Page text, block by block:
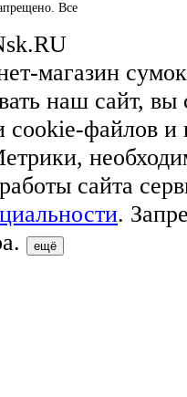
Все
магазин
наш сайт, вы
cookie-файлов и
сайта
.
ещё